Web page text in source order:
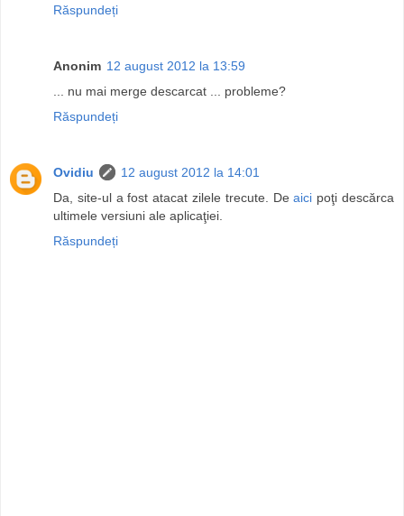
Răspundeți
Anonim 12 august 2012 la 13:59
... nu mai merge descarcat ... probleme?
Răspundeți
Ovidiu
12 august 2012 la 14:01
Da, site-ul a fost atacat zilele trecute. Deaici poţi descărca
ultimele versiuni ale aplicaţiei.
Răspundeți